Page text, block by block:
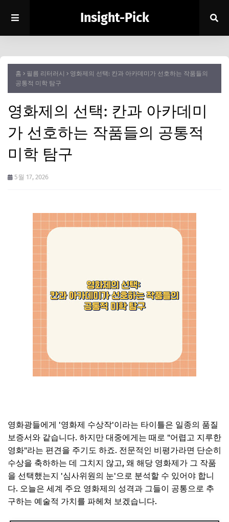
Insight-Pick
홈 필름 리터러시
영화제의 선택: 칸과 아카데미가 선호하는 작품들의
공통적 미학 탐구
영화제의 선택: 칸과 아카데미
가 선호하는 작품들의 공통적
미학 탐구
5월 17, 2026
영화광들에게 '영화제 수상작'이라는 타이틀은 일종의 품질
보증서와 같습니다. 하지만 대중에게는 때로 "어렵고 지루한
영화"라는 편견을 주기도 하죠. 전문적인 비평가라면 단순히
수상을 축하하는 데 그치지 않고, 왜 해당 영화제가 그 작품
을 선택했는지 '심사위원의 눈'으로 분석할 수 있어야 합니
다. 오늘은 세계 주요 영화제의 성격과 그들이 공통으로 추
구하는 예술적 가치를 파헤쳐 보겠습니다.